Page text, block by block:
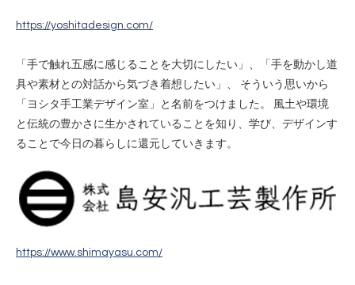
https://yoshitadesign.com/
「手で触れ五感に感じることを大切にしたい」、「手を動かし道
具や素材との対話から気づき着想したい」、 そういう思いから
「ヨシタ手工業デザイン室」と名前をつけました。 風土や環境
と伝統の豊かさに生かされていることを知り、学び、デザインす
ることで今日の暮らしに還元していきます。
https://www.shimayasu.com/